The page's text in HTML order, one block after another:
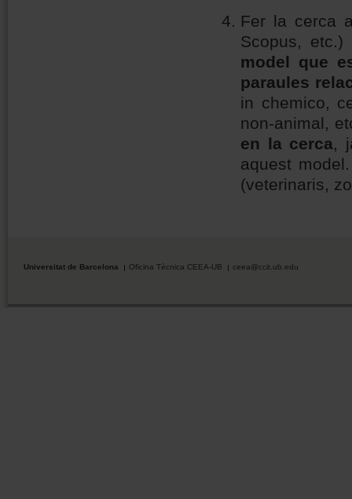
Fer la cerca
Scopus, etc.)
model que
paraules
in chemico,
non-animal,
en la cerca,
aquest
(veterinaris,
Universitat de Barcelona Oficina Tècnica CEEA-UB ceea@ccit.ub.edu